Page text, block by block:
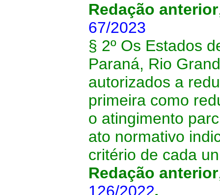
Redação anterior
67/2023
§ 2º Os Estados
Paraná, Rio
autorizados a
primeira como
o atingimento
ato normativo
critério de cada
Redação anterior
126/2022.